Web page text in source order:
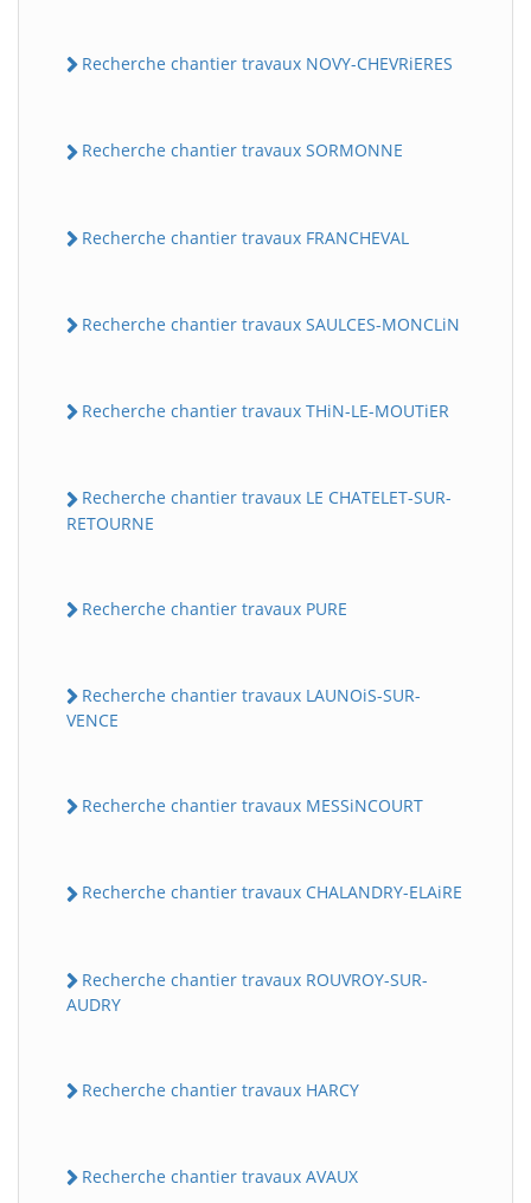
Recherche chantier travaux NOVY-CHEVRiERES
Recherche chantier travaux SORMONNE
Recherche chantier travaux FRANCHEVAL
Recherche chantier travaux SAULCES-MONCLiN
Recherche chantier travaux THiN-LE-MOUTiER
Recherche chantier travaux LE CHATELET-SUR-
RETOURNE
Recherche chantier travaux PURE
Recherche chantier travaux LAUNOiS-SUR-
VENCE
Recherche chantier travaux MESSiNCOURT
Recherche chantier travaux CHALANDRY-ELAiRE
Recherche chantier travaux ROUVROY-SUR-
AUDRY
Recherche chantier travaux HARCY
Recherche chantier travaux AVAUX